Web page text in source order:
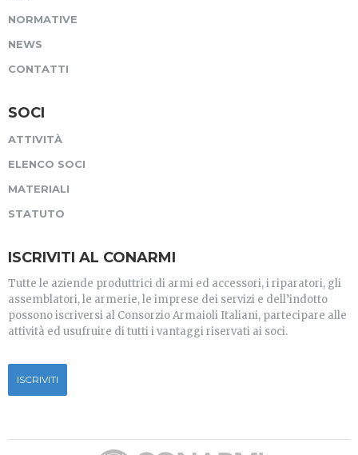
NORMATIVE
NEWS
CONTATTI
SOCI
ATTIVITÀ
ELENCO SOCI
MATERIALI
STATUTO
ISCRIVITI AL CONARMI
Tutte le aziende produttrici di armi ed accessori, i riparatori, gli
assemblatori, le armerie, le imprese dei servizi e dell’indotto
possono iscriversi al Consorzio Armaioli Italiani, partecipare alle
attività ed usufruire di tutti i vantaggi riservati ai soci.
ISCRIVITI